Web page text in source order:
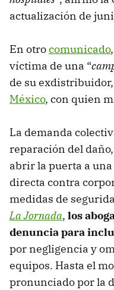
actualización de
En otrocomunicado
víctima de una “
de su exdistribuidor,
México, con quien
La demanda
reparación del
abrir la puerta a
directa contra
medidas de
La Jornada, los
denuncia para
por negligencia y
equipos. Hasta el
pronunciado por la